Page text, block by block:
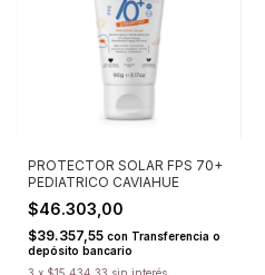
PROTECTOR SOLAR FPS 70+
PEDIATRICO CAVIAHUE
$46.303,00
$39.357,55 con Transferencia o
depósito bancario